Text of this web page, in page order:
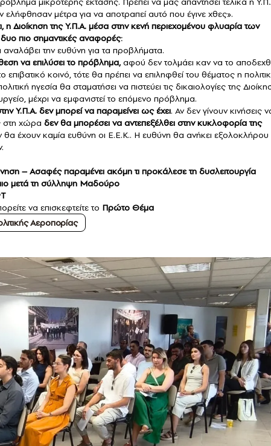
μέτρα για να αποτραπεί αυτό που έγινε χθες».
η Διοίκηση της Υ.Π.Α. μέσα στην κενή περιεχομένου φλυαρία των
δυο πιο σημαντικές αναφορές:
αναλάβει την ευθύνη για τα προβλήματα.
να επιλύσει το πρόβλημα,αφού δεν τολμάει καν να το
κοινό, τότε θα πρέπει να επιληφθεί του θέματος η
ηγεσία θα σταματήσει να πιστεύει τις δικαιολογίες της
μέχρι να εμφανιστεί το επόμενο πρόβλημα.
Υ.Π.Α. δεν μπορεί να παραμείνει ως έχει. Αν δεν γίνουν κινήσεις
στη χώρα δεν θα μπορέσει να αντεπεξέλθει στην κυκλοφορία της
θα έχουν καμία ευθύνη οι Ε.Ε.Κ.. Η ευθύνη θα ανήκει εξολοκλήρου
– Ασαφές παραμένει ακόμη τι προκάλεσε τη δυσλειτουργία
μετά τη σύλληψη Μαδούρο
να επισκεφτείτε το Πρώτο Θέμα
Αεροπορίας